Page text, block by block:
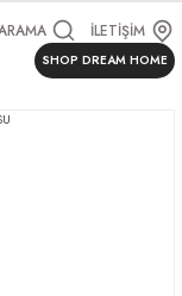
İLETİŞİM
SHOP DREAM HOME